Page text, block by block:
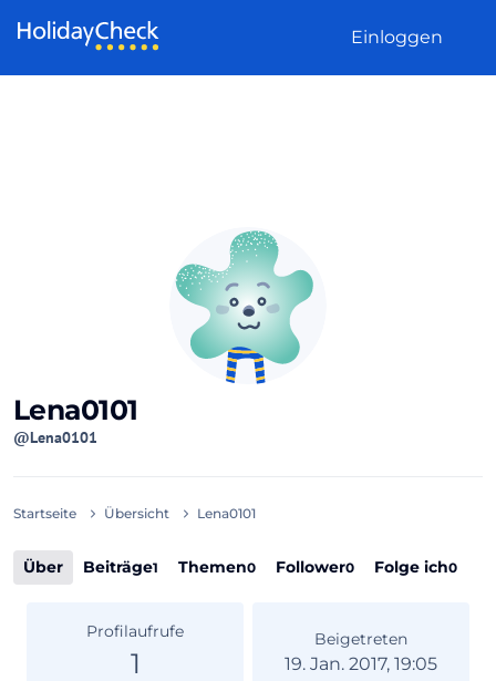
Einloggen
Lena0101
@Lena0101
Startseite Übersicht Lena0101
Über Beiträge1 Themen0 Follower0 Folge ich0
Profilaufrufe
1
Beigetreten
19. Jan. 2017, 19:05